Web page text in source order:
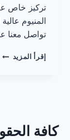
تركيز خاص
المنيوم
تواصل معنا
إقرأ المزيد
كافة